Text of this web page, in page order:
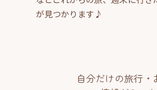
が見つかります♪
自分だけの旅行・